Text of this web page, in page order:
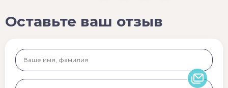
Оставьте ваш отзыв